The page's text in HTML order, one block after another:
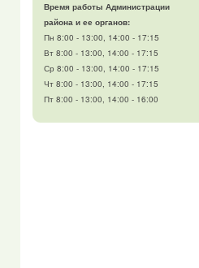
Время работы Администрации
района и ее органов:
Пн 8:00 - 13:00, 14:00 - 17:15
Вт 8:00 - 13:00, 14:00 - 17:15
Ср 8:00 - 13:00, 14:00 - 17:15
Чт 8:00 - 13:00, 14:00 - 17:15
Пт 8:00 - 13:00, 14:00 - 16:00